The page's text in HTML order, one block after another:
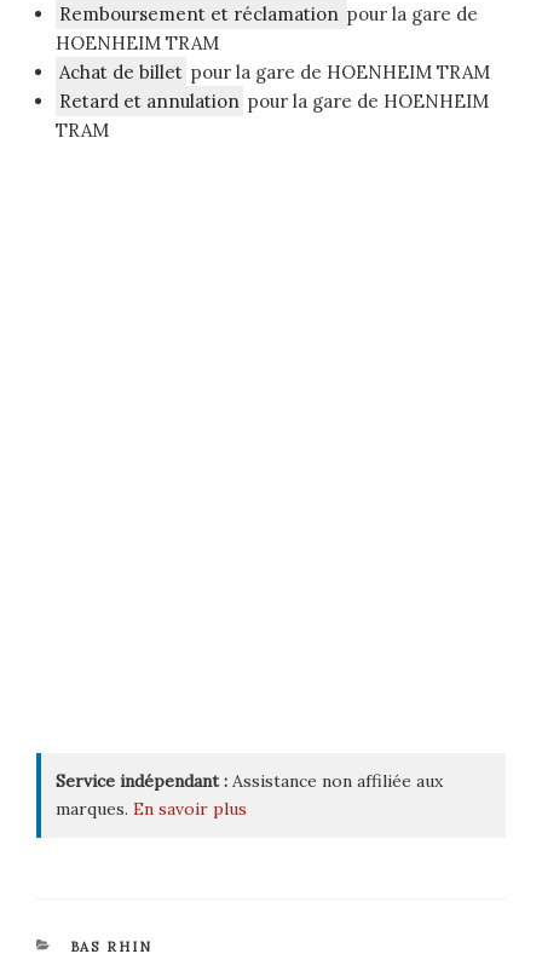
Remboursement et réclamation pour la gare de
HOENHEIM TRAM
Achat de billet pour la gare de HOENHEIM TRAM
Retard et annulation pour la gare de HOENHEIM
TRAM
Service indépendant : Assistance non affiliée aux
marques. En savoir plus
CATÉGORIES
BAS RHIN